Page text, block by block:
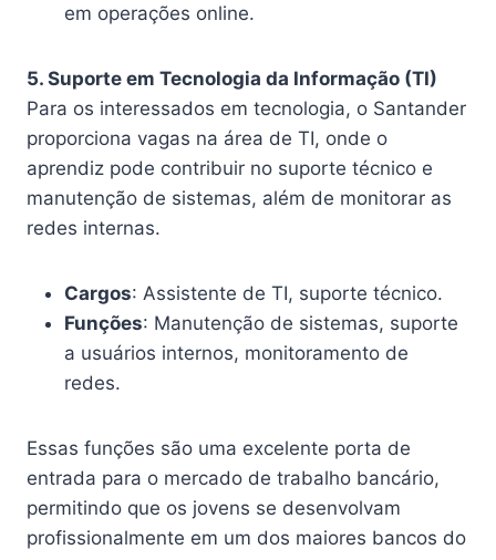
em operações online.
5. Suporte em Tecnologia da Informação (TI)
Para os interessados em tecnologia, o Santander
proporciona vagas na área de TI, onde o
aprendiz pode contribuir no suporte técnico e
manutenção de sistemas, além de monitorar as
redes internas.
Cargos: Assistente de TI, suporte técnico.
Funções: Manutenção de sistemas, suporte
a usuários internos, monitoramento de
redes.
Essas funções são uma excelente porta de
entrada para o mercado de trabalho bancário,
permitindo que os jovens se desenvolvam
profissionalmente em um dos maiores bancos do